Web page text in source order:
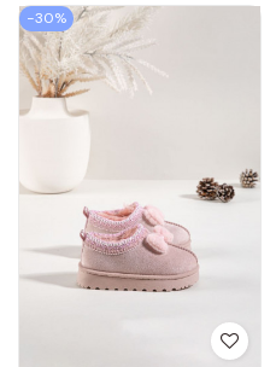
−30%